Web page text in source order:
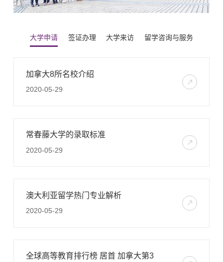
大学申请 签证办理 大学来访 留学咨询与服务
加拿大8所名校介绍
2020-05-29
常春藤大学的录取标准
2020-05-29
澳大利亚留学热门专业解析
2020-05-29
全球高等教育排行榜 居首 加拿大第3